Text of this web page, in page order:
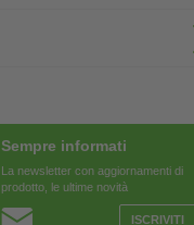
Sempre informati
La newsletter con aggiornamenti di
prodotto, le ultime novità
ISCRIVITI